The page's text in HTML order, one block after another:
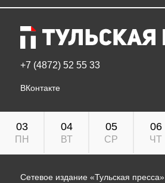
+7 (4872) 52 55 33
ВКонтакте
03
ПН
04
ВТ
05
СР
06
ЧТ
Сетевое издание «Тульская пресса»